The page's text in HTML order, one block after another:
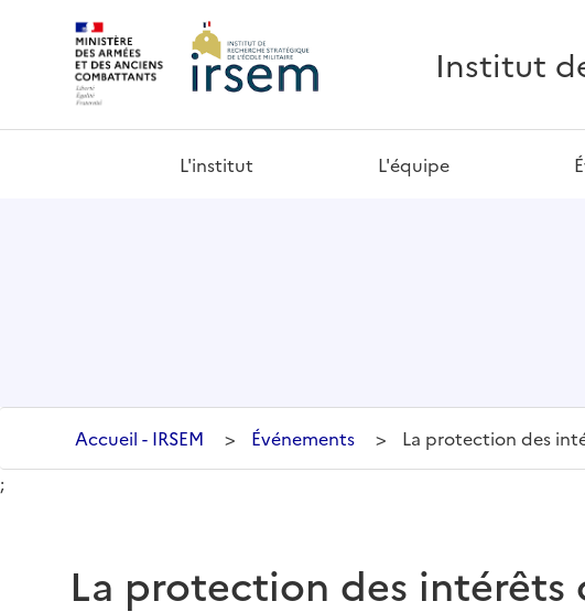
Institut
L'institut L'équipe
Accueil - IRSEM > Événements >
La protection des
;
La protection des intérêts